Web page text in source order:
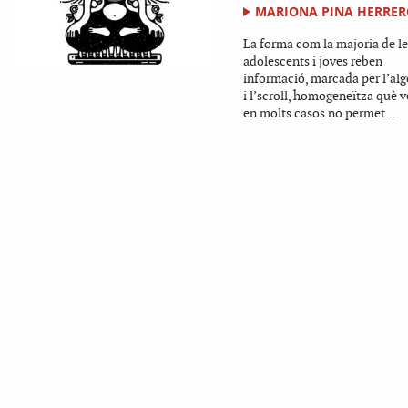
MARIONA PINA
La forma com la majoria de
adolescents i joves reben
informació, marcada per
i l’scroll, homogeneïtza què
en molts casos no permet...